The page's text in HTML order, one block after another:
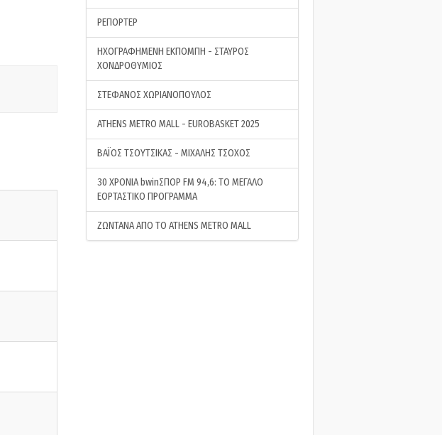
ΡΕΠΟΡΤΕΡ
ΗΧΟΓΡΑΦΗΜΕΝΗ ΕΚΠΟΜΠΗ - ΣΤΑΥΡΟΣ
ΧΟΝΔΡΟΘΥΜΙΟΣ
ΣΤΕΦΑΝΟΣ ΧΩΡΙΑΝΟΠΟΥΛΟΣ
ATHENS METRO MALL - EUROBASKET 2025
ΒΑΪΟΣ ΤΣΟΥΤΣΙΚΑΣ - ΜΙΧΑΛΗΣ ΤΣΟΧΟΣ
30 ΧΡΟΝΙΑ bwinΣΠΟΡ FM 94,6: ΤΟ ΜΕΓΑΛΟ
ΕΟΡΤΑΣΤΙΚΟ ΠΡΟΓΡΑΜΜΑ
ΖΩΝΤΑΝΑ ΑΠΟ ΤΟ ATHENS METRO MALL